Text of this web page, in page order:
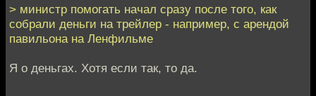
> министр помогать начал сразу после того, как
собрали деньги на трейлер - например, с арендой
павильона на Ленфильме
Я о деньгах. Хотя если так, то да.